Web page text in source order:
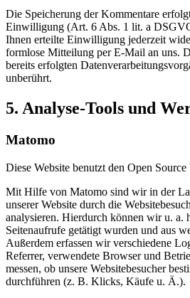
Die Speicherung der Kommentare
Einwilligung (Art. 6 Abs. 1 lit. a
Ihnen erteilte Einwilligung jederzeit
formlose Mitteilung per E-Mail an uns.
bereits erfolgten
unberührt.
5. Analyse-Tools und
Matomo
Diese Website benutzt den Open
Mit Hilfe von Matomo sind wir in der
unserer Website durch die
analysieren. Hierdurch können wir u. a.
Seitenaufrufe getätigt wurden und aus
Außerdem erfassen wir verschiedene
Referrer, verwendete Browser und
messen, ob unsere Websitebesucher
durchführen (z. B. Klicks, Käufe u. Ä.).